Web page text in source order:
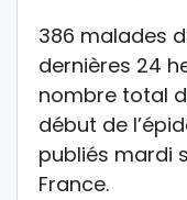
386 malades
dernières 24
nombre total
début de
publiés mardi
France.